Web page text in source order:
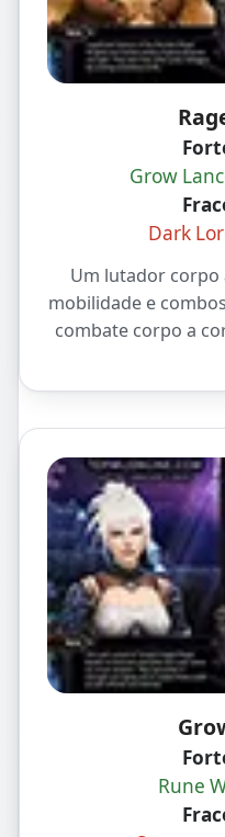
Grow
Dark
Um lutador corpo
mobilidade e
combate corpo a
Rune